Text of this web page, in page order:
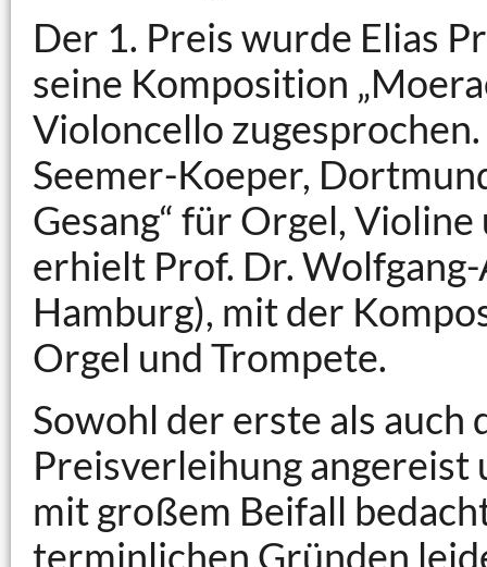
Der 1. Preis wurde Elias
seine Komposition
Violoncello
Seemer-Koeper,
Gesang“ für Orgel,
erhielt Prof. Dr.
Hamburg), mit der
Orgel und Trompete.
Sowohl der erste als
Preisverleihung angereist
mit großem Beifall
terminlichen Gründen